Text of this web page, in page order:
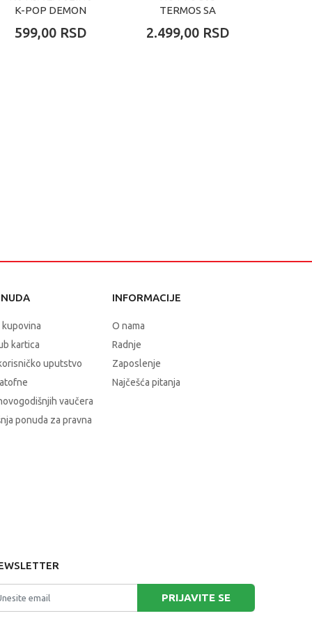
K-POP DEMON
599,00 RSD
TERMOS SA
2.499,00 RSD
kartica
uputstvo
vaučera
ponuda za pravna
INFORMACIJE
O nama
Radnje
Zaposlenje
Najčešća pitanja
PRIJAVITE SE